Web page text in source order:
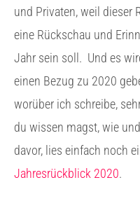
und Privaten, weil dieser
eine Rückschau und
Jahr sein soll. Und es
einen Bezug zu 2020
worüber ich schreibe,
du wissen magst, wie
davor, lies einfach noch
Jahresrückblick 2020.